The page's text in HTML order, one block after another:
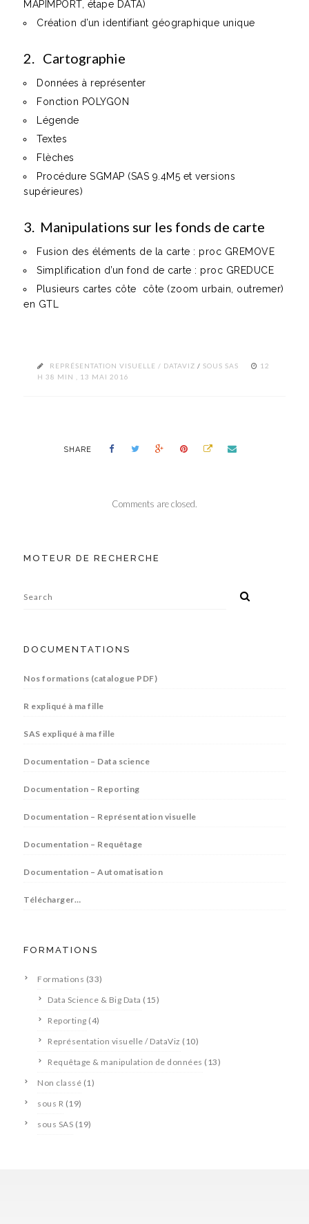
MAPIMPORT, étape DATA)
Création d’un identifiant géographique unique
2. Cartographie
Données à représenter
Fonction POLYGON
Légende
Textes
Flèches
Procédure SGMAP (SAS 9.4M5 et versions
supérieures)
3. Manipulations sur les fonds de carte
Fusion des éléments de la carte : proc GREMOVE
Simplification d’un fond de carte : proc GREDUCE
Plusieurs cartes côte côte (zoom urbain, outremer)
en GTL
REPRÉSENTATION VISUELLE / DATAVIZ / SOUS SAS
12
H 38 MIN , 13 MAI 2016
SHARE
Comments are closed.
MOTEUR DE RECHERCHE
DOCUMENTATIONS
Nos formations (catalogue PDF)
R expliqué à ma fille
SAS expliqué à ma fille
Documentation – Data science
Documentation – Reporting
Documentation – Représentation visuelle
Documentation – Requêtage
Documentation – Automatisation
Télécharger…
FORMATIONS
Formations (33)
Data Science & Big Data (15)
Reporting (4)
Représentation visuelle / DataViz (10)
Requêtage & manipulation de données (13)
Non classé (1)
sous R (19)
sous SAS (19)